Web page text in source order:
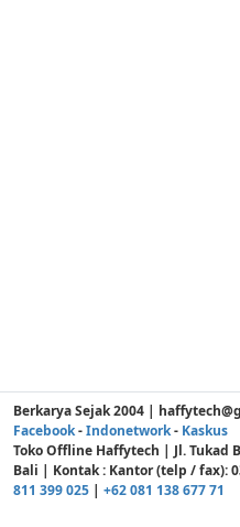
Berkarya Sejak 2004 |
Facebook-Indonetwork- Kaskus
Toko Offline Haffytech | Jl. Tukad
Bali | Kontak : Kantor (telp / fax):
811 399 025 | +62 081 138 677 71